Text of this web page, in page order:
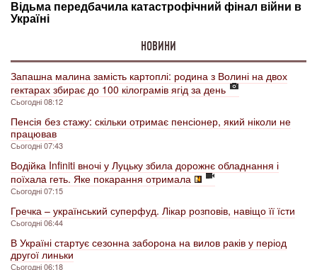
НОВИНИ
Запашна малина замість картоплі: родина з Волині на двох
гектарах збирає до 100 кілограмів ягід за день
Сьогодні 08:12
Пенсія без стажу: скільки отримає пенсіонер, який ніколи не
працював
Сьогодні 07:43
Водійка Infiniti вночі у Луцьку збила дорожнє обладнання і
поїхала геть. Яке покарання отримала
Сьогодні 07:15
Гречка – український суперфуд. Лікар розповів, навіщо її їсти
Сьогодні 06:44
В Україні стартує сезонна заборона на вилов раків у період
другої линьки
Сьогодні 06:18